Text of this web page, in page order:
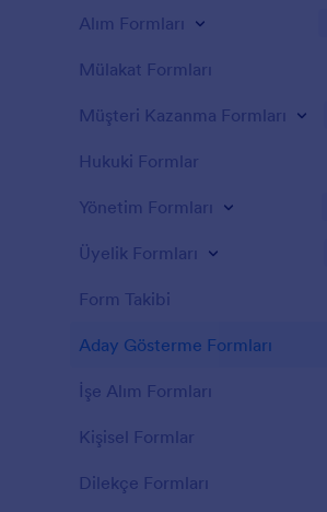
Alım Formları
Mülakat Formları
Müşteri Kazanma Formları
Hukuki Formlar
Yönetim Formları
Üyelik Formları
Form Takibi
Aday Gösterme Formları
İşe Alım Formları
Kişisel Formlar
Dilekçe Formları